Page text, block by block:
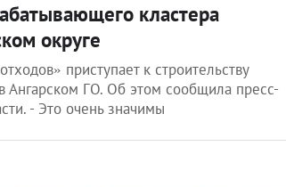
кластера
округе
приступает к строительству
Ангарском ГО. Об этом сообщила пресс-
- Это очень значимы